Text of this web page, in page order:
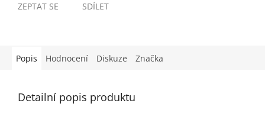
ZEPTAT SE SDÍLET
Popis Hodnocení Diskuze Značka
Detailní popis produktu